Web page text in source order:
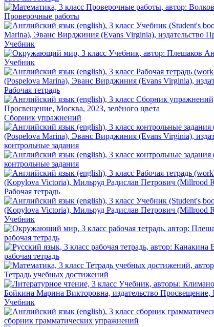
Проверочные работы
Учебник
Учебник
Рабочая тетрадь
Сборник упражнений
контрольные задания
контрольные задания
Рабочая тетрадь
Учебник
рабочая тетрадь
рабочая тетрадь
Тетрадь учебных достижений
Учебник
сборник грамматических упражнений